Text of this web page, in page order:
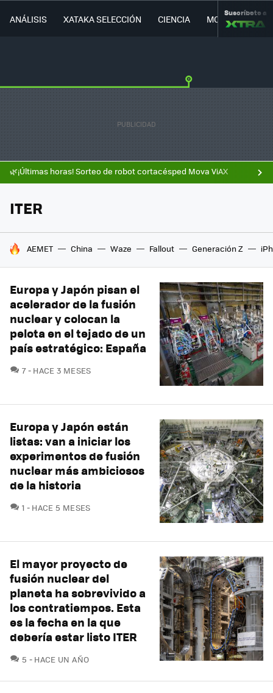
ANÁLISIS XATAKA SELECCIÓN CIENCIA MOVILIDAD
Suscríbete a
🌿¡Últimas horas! Sorteo de robot cortacésped Mova ViAX
ITER
HOY SE HABLA DE
AEMET China Waze Fallout Generación Z
Europa y Japón pisan el
acelerador de la fusión
nuclear y colocan la
pelota en el tejado de un
país estratégico: España
7COMENTARIOS
HACE 3 MESES
Europa y Japón están
listas: van a iniciar los
experimentos de fusión
nuclear más ambiciosos
de la historia
1 COMENTARIOS
HACE 5 MESES
El mayor proyecto de
fusión nuclear del
planeta ha sobrevivido a
los contratiempos. Esta
es la fecha en la que
debería estar listo ITER
5 COMENTARIOS
HACE UN AÑO